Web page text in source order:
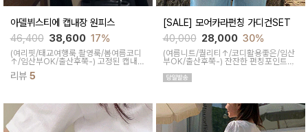
아델뷔스티에 캡내장 원피스
46,400 38,600 17%
(여리핏/태교여행룩,촬영룩/봄여름코디
↑/임산부OK/출산후쭉-) 고정된 캡내장
으로 따로 속옷 챙길 필요 없이 편안하게
착용 가능하고 높게 잡힌 허리 라인으로
리뷰 5
[SALE] 모어카라펀칭 가디건SET
40,000 28,000 30%
(여름니트/퀄리티↑/코디활용좋은/임산
부OK/출산후쭉-) 잔잔한 펀칭포인트들
라넥으로 오피스룩에도 입기좋은 나시